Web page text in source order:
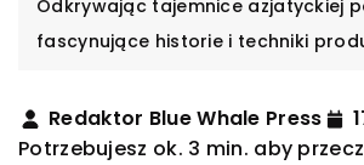
Odkrywając tajemnice azjatyckiej
fascynujące historie i techniki
Redaktor Blue Whale Press
Potrzebujesz ok. 3 min. aby